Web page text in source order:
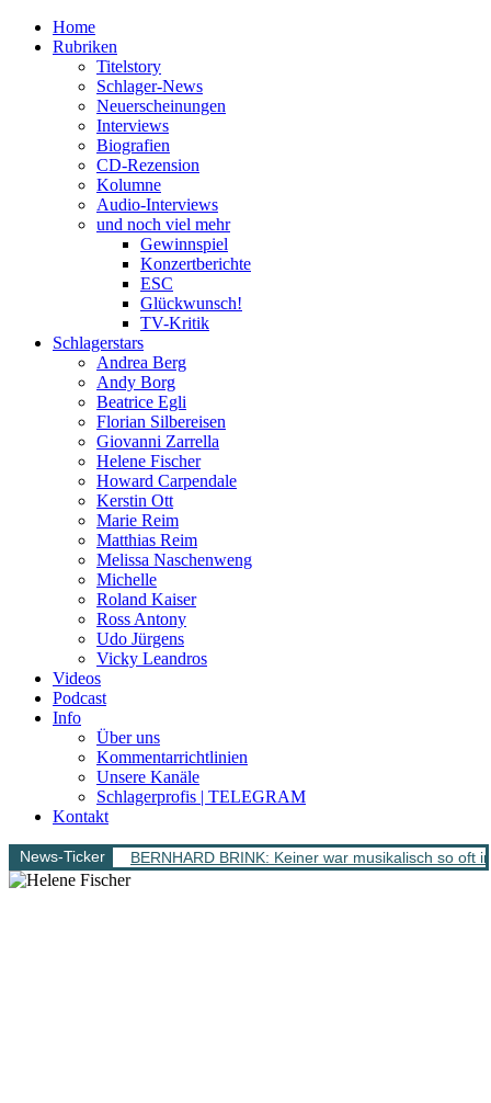
Home
Rubriken
Titelstory
Schlager-News
Neuerscheinungen
Interviews
Biografien
CD-Rezension
Kolumne
Audio-Interviews
und noch viel mehr
Gewinnspiel
Konzertberichte
ESC
Glückwunsch!
TV-Kritik
Schlagerstars
Andrea Berg
Andy Borg
Beatrice Egli
Florian Silbereisen
Giovanni Zarrella
Helene Fischer
Howard Carpendale
Kerstin Ott
Marie Reim
Matthias Reim
Melissa Naschenweng
Michelle
Roland Kaiser
Ross Antony
Udo Jürgens
Vicky Leandros
Videos
Podcast
Info
Über uns
Kommentarrichtlinien
Unsere Kanäle
Schlagerprofis | TELEGRAM
Kontakt
News-Ticker BERNHARD BRINK: Keiner war musikalisch so oft